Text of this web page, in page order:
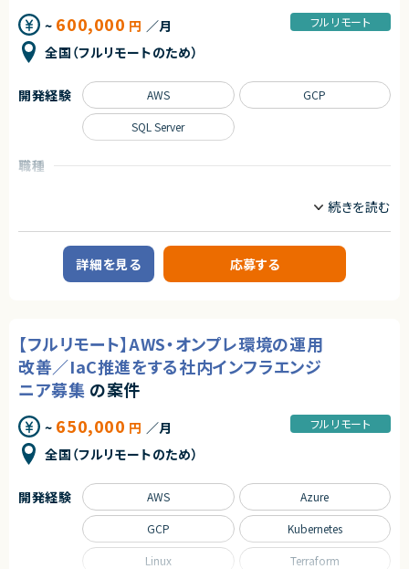
~ 600,000 円 ／月
全国（フルリモートのため）
フルリモート
職種
通信業界向けの大規模クラウド基盤構築プロジェクトにて、既存稼働中のG
CP環境についての構成情報の可視化およびガイドライン非準拠箇所の是
正を目的とした新環境設計・構築を行います。
・新GCP環境の基本設計（お客様ガイドラインに沿った基盤、VPCSC、組織
ポリシー、IAM、ファイアウォール等の設計）
・詳細設計書（GCP、OS設定、ミドルウェア設定）の作成
・論理構成図作成
・アプリ開発担当との各種調整
・課題管理表の更新
・セキュリティガイドライン準拠要件の整理、要件実現方法の検討
・新環境の構築およびテスト
・GCP設計および構築に関する技術支援
・プロジェクトメンバー離任に伴う交代要員募集
開発経験 AWS GCP
SQL Server
詳細を見る 応募する
【フルリモート】AWS・オンプレ環境の運用
改善／IaC推進をする社内インフラエンジ
ニア募集 の案件
~ 650,000 円 ／月
全国（フルリモートのため）
フルリモート
開発経験 AWS Azure
GCP Kubernetes
Linux Terraform